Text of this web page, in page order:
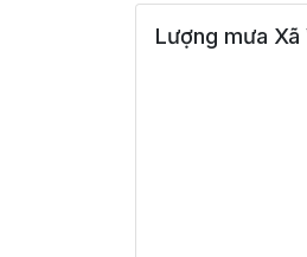
Lượng mưa